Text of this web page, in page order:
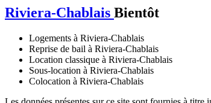
Riviera-Chablais Bientôt
Logements à Riviera-Chablais
Reprise de bail à Riviera-Chablais
Location classique à Riviera-Chablais
Sous-location à Riviera-Chablais
Colocation à Riviera-Chablais